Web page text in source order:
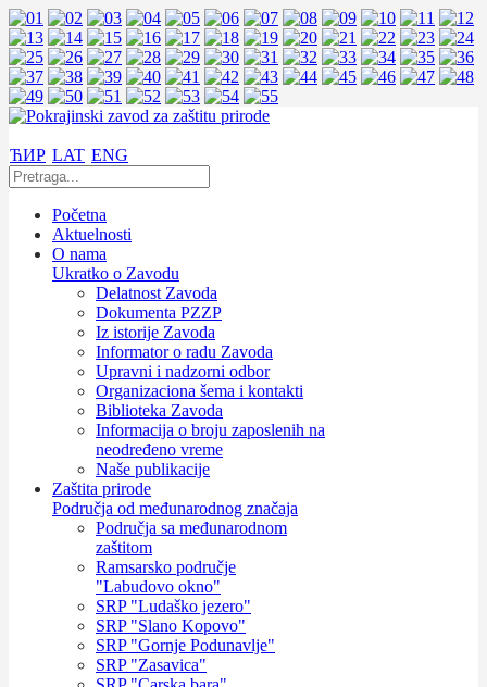
ЋИР LAT ENG
Početna
Aktuelnosti
O nama
Ukratko o Zavodu
Delatnost Zavoda
Dokumenta PZZP
Iz istorije Zavoda
Informator o radu Zavoda
Upravni i nadzorni odbor
Organizaciona šema i kontakti
Biblioteka Zavoda
Informacija o broju zaposlenih na
neodređeno vreme
Naše publikacije
Zaštita prirode
Područja od međunarodnog značaja
Područja sa međunarodnom
zaštitom
Ramsarsko područje
"Labudovo okno"
SRP "Ludaško jezero"
SRP "Slano Kopovo"
SRP "Gornje Podunavlje"
SRP "Zasavica"